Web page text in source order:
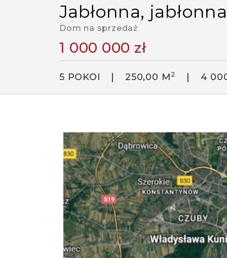
jabłonna,
Dom na sprzedaż
1 000 000 zł
5 POKOI 250,00 M2 4